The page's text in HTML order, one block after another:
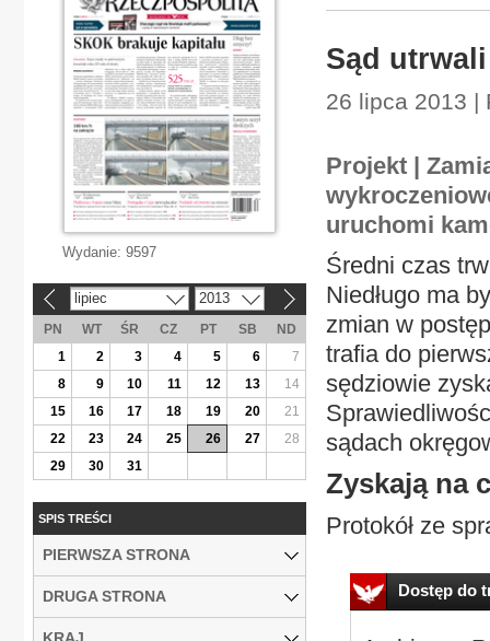
Sąd
26 lipca 2013 |
Projekt |
uruchomi
Średni czas
Niedługo ma
zmian w
trafia do
sędziowie
sądach
Zyskają na
Protokół ze
Dostęp do
Wydanie: 9597
lipiec 2013
PN WT ŚR CZ PT SB
ND
1
2 3 4 5 6
7
8
9 10 11 12 13
14
15
16 17 18 19 20
21
22
23 24 25 26 27
28
29
30 31
SPIS TREŚCI
PIERWSZA STRONA
DRUGA STRONA
KRAJ